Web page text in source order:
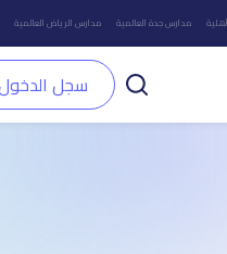
مدارس جدة العالمية مدارس الرياض العالمية
سجل